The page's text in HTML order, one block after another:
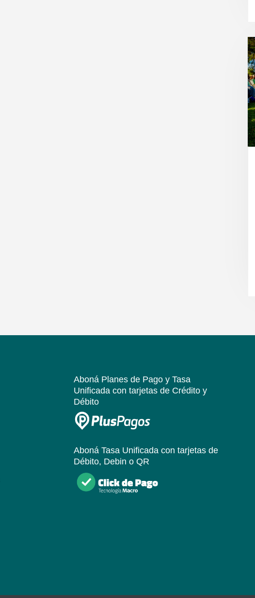
Aboná Planes de Pago y Tasa
Unificadacon tarjetas de Crédito y
Débito
Aboná Tasa Unificadacon tarjetas de
Débito, Debin o QR